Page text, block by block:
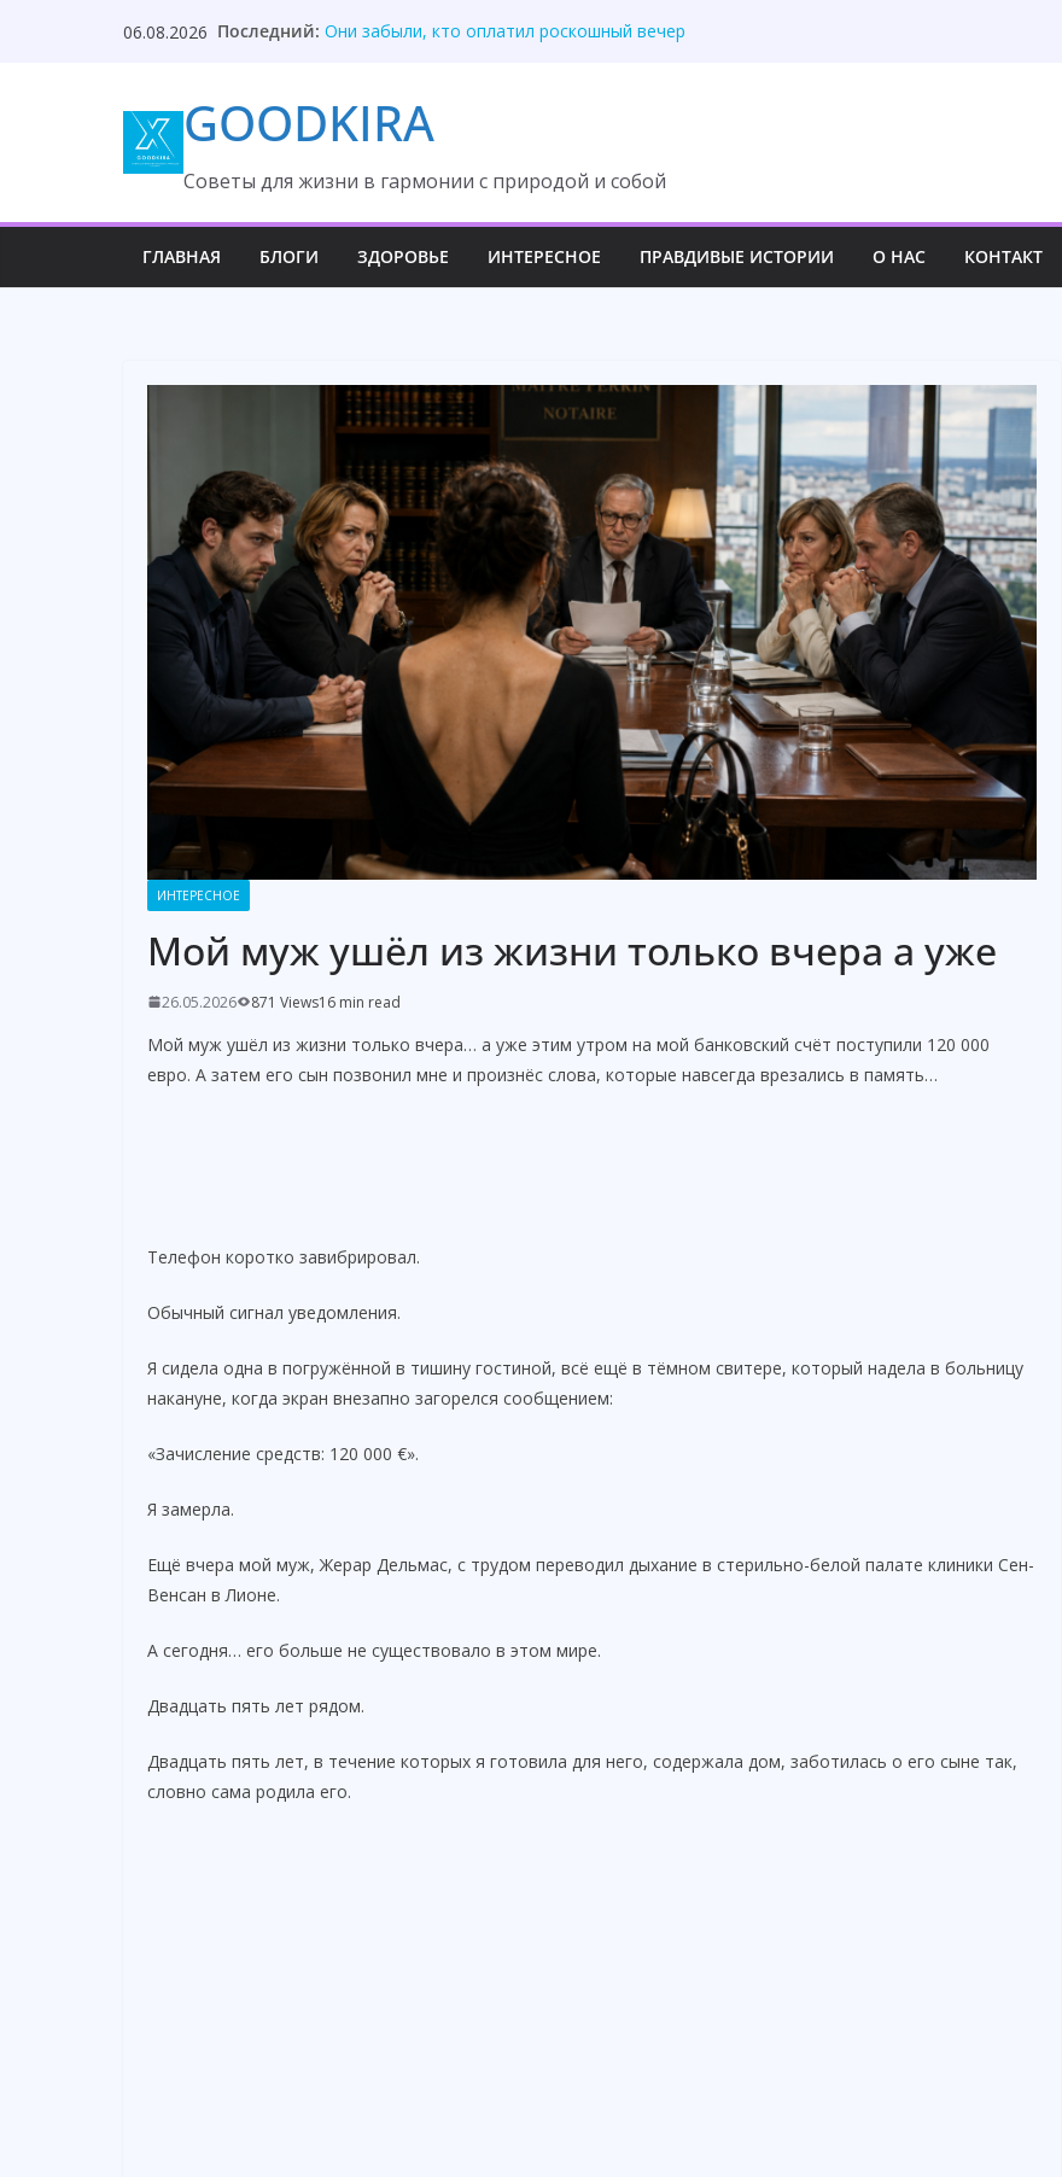
06.08.2026 Последний: Твой приблудыш не получит с наследства ни
Она ждала измену, но встретила правду
После унижения невестка изменила свою жизнь
GOODKIRA
Cоветы для жизни в гармонии с природой и собой
ГЛАВНАЯ БЛОГИ ЗДОРОВЬЕ ИНТЕРЕСНОЕ ПРАВДИВЫЕ ИСТОРИИ О НАС КОНТАКТ
ИНТЕРЕСНОЕ
Мой муж ушёл из жизни только вчера а уже
26.05.2026 871 Views16 min read
Мой муж ушёл из жизни только вчера… а уже этим утром на мой банковский счёт поступили 120 000
евро. А затем его сын позвонил мне и произнёс слова, которые навсегда врезались в память…
Телефон коротко завибрировал.
Обычный сигнал уведомления.
Я сидела одна в погружённой в тишину гостиной, всё ещё в тёмном свитере, который надела в больницу
накануне, когда экран внезапно загорелся сообщением:
«Зачисление средств: 120 000 €».
Я замерла.
Ещё вчера мой муж, Жерар Дельмас, с трудом переводил дыхание в стерильно-белой палате клиники Сен-
Венсан в Лионе.
А сегодня… его больше не существовало в этом мире.
Двадцать пять лет рядом.
Двадцать пять лет, в течение которых я готовила для него, содержала дом, заботилась о его сыне так,
словно сама родила его.